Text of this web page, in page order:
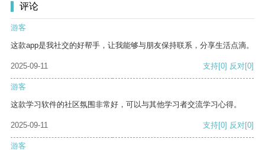
评论
游客
这款app是我社交的好帮手，让我能够与朋友保持联系，分享生活点滴。
2025-09-11 支持[0] 反对[0]
游客
这款学习软件的社区氛围非常好，可以与其他学习者交流学习心得。
2025-09-11 支持[0] 反对[0]
游客